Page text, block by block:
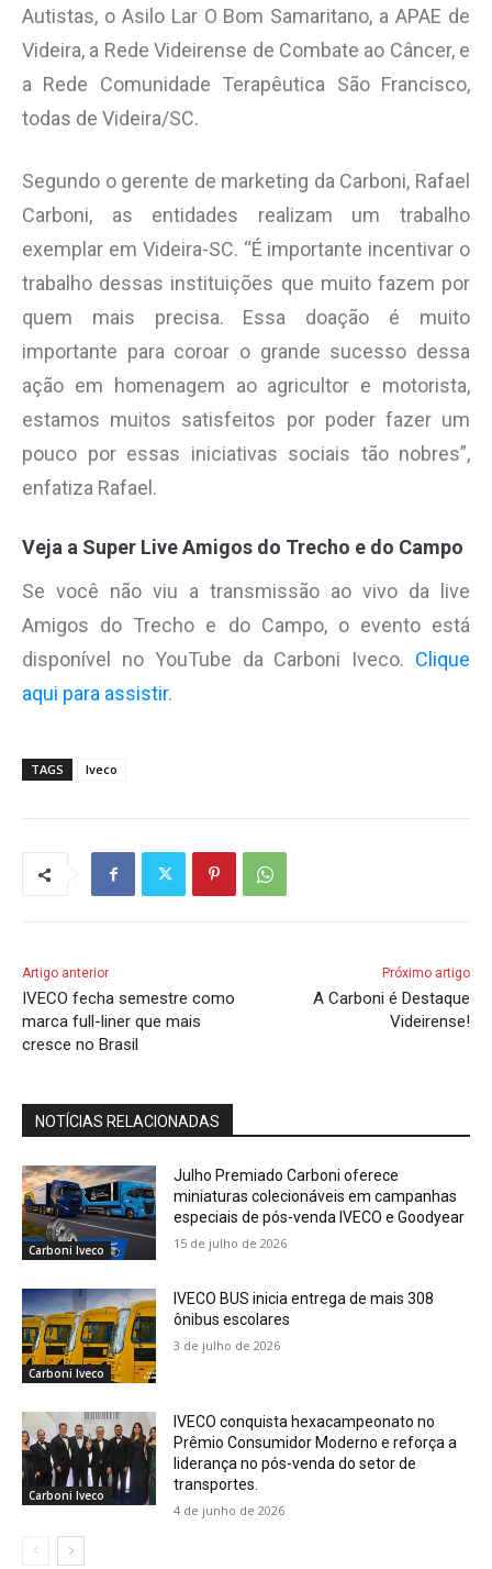
Autistas, o Asilo Lar O Bom Samaritano, a APAE de
Videira, a Rede Videirense de Combate ao Câncer, e
a Rede Comunidade Terapêutica São Francisco,
todas de Videira/SC.
Segundo o gerente de marketing da Carboni, Rafael
Carboni, as entidades realizam um trabalho
exemplar em Videira-SC. “É importante incentivar o
trabalho dessas instituições que muito fazem por
quem mais precisa. Essa doação é muito
importante para coroar o grande sucesso dessa
ação em homenagem ao agricultor e motorista,
estamos muitos satisfeitos por poder fazer um
pouco por essas iniciativas sociais tão nobres”,
enfatiza Rafael.
Veja a Super Live Amigos do Trecho e do Campo
Se você não viu a transmissão ao vivo da live
Amigos do Trecho e do Campo, o evento está
disponível no YouTube da Carboni Iveco. Clique
aqui para assistir.
TAGS Iveco
Artigo anterior
IVECO fecha semestre como
marca full-liner que mais
cresce no Brasil
Próximo artigo
A Carboni é Destaque
Videirense!
NOTÍCIAS RELACIONADAS
Carboni Iveco
Julho Premiado Carboni oferece
miniaturas colecionáveis em campanhas
especiais de pós-venda IVECO e Goodyear
15 de julho de 2026
Carboni Iveco
IVECO BUS inicia entrega de mais 308
ônibus escolares
3 de julho de 2026
Carboni Iveco
IVECO conquista hexacampeonato no
Prêmio Consumidor Moderno e reforça a
liderança no pós-venda do setor de
transportes.
4 de junho de 2026